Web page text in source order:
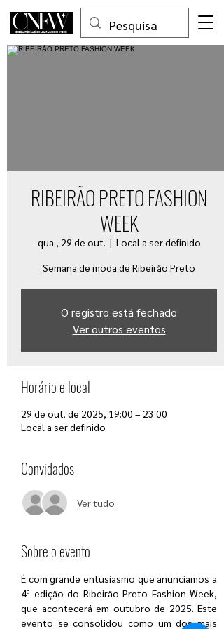
RIBEIRÃO PRETO FASHION
WEEK
qua., 29 de out.
  |
Local a ser definido
Semana de moda de Ribeirão Preto
O registro está fechado
Ver outros eventos
Horário e local
29 de out. de 2025, 19:00 – 23:00
Local a ser definido
Convidados
Ver tudo
Sobre o evento
É com grande entusiasmo que anunciamos a
4ª edição do Ribeirão Preto Fashion Week,
que acontecerá em outubro de 2025. Este
evento se consolidou como um dos mais